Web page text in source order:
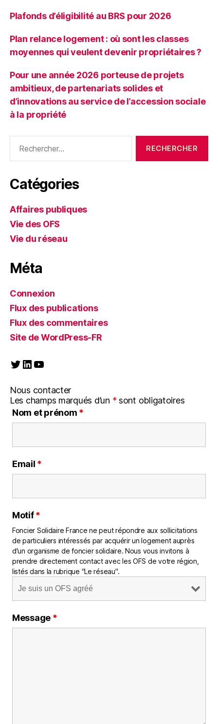
Plafonds d’éligibilité au BRS pour 2026
Plan relance logement : où sont les classes
moyennes qui veulent devenir propriétaires ?
Pour une année 2026 porteuse de projets
ambitieux, de partenariats solides et
d’innovations au service de l’accession sociale
à la propriété
Catégories
Affaires publiques
Vie des OFS
Vie du réseau
Méta
Connexion
Flux des publications
Flux des commentaires
Site de WordPress-FR
Twitter
LinkedIn
YouTube
Nous contacter
Les champs marqués d’un *sont obligatoires
Nom et prénom *
Email *
Motif*
Foncier Solidaire France ne peut répondre aux sollicitations
de particuliers intéressés par acquérir un logement auprès
d'un organisme de foncier solidaire. Nous vous invitons à
prendre directement contact avec les OFS de votre région,
listés dans la rubrique "Le réseau".
Message *